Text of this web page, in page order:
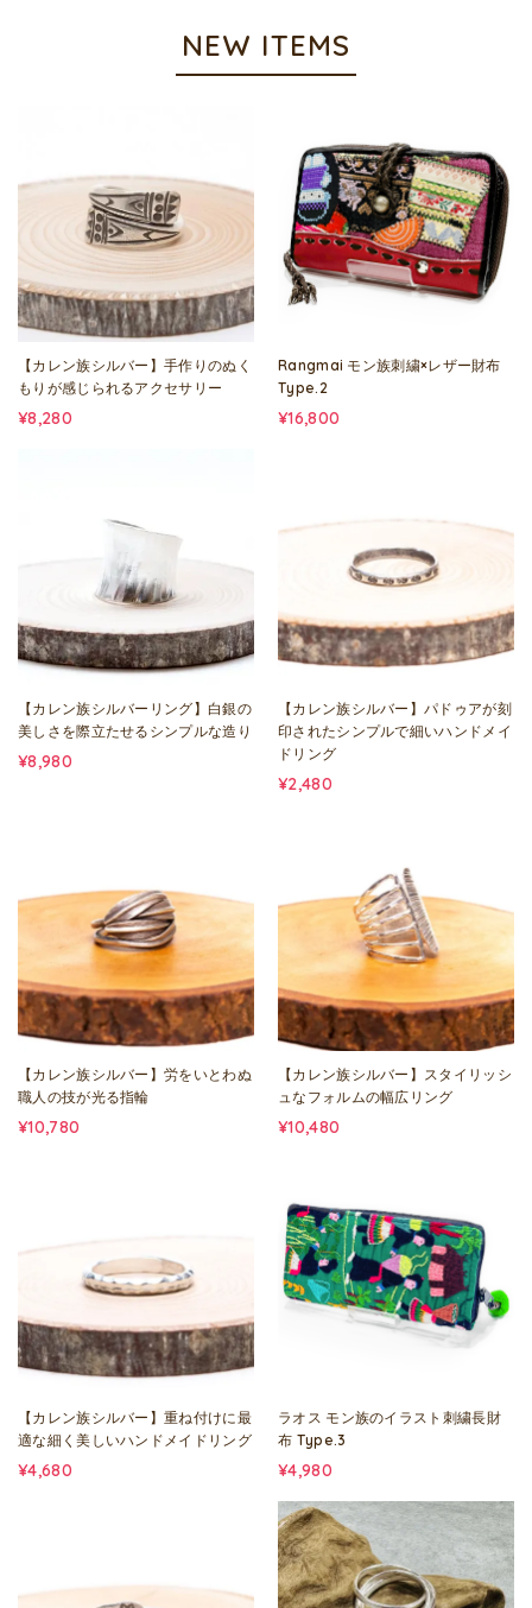
NEW ITEMS
【カレン族シルバー】手作りのぬく
もりが感じられるアクセサリー
¥8,280
Rangmai モン族刺繍×レザー財布
Type.2
¥16,800
【カレン族シルバーリング】白銀の
美しさを際立たせるシンプルな造り
¥8,980
【カレン族シルバー】パドゥアが刻
印されたシンプルで細いハンドメイ
ドリング
¥2,480
【カレン族シルバー】労をいとわぬ
職人の技が光る指輪
¥10,780
【カレン族シルバー】スタイリッシ
ュなフォルムの幅広リング
¥10,480
【カレン族シルバー】重ね付けに最
適な細く美しいハンドメイドリング
¥4,680
ラオス モン族のイラスト刺繍長財
布 Type.3
¥4,980